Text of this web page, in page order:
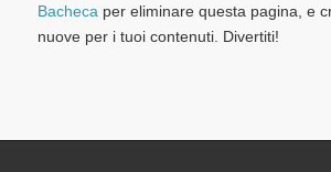
Bacheca per eliminare questa pagina, e
nuove per i tuoi contenuti. Divertiti!